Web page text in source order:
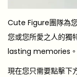
Cute Figure團隊為
您或您所愛之人的獨
lasting memories。
現在您只需要點擊下